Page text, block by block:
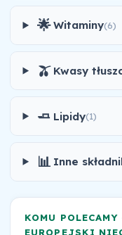
🌟 Witaminy(6)
🫒 Kwasy
🧈 Lipidy(1)
📊 Inne
KOMU
EUROPEJSKI